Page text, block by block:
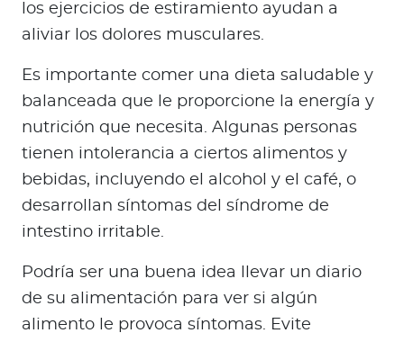
los ejercicios de estiramiento ayudan a
aliviar los dolores musculares.
Es importante comer una dieta saludable y
balanceada que le proporcione la energía y
nutrición que necesita. Algunas personas
tienen intolerancia a ciertos alimentos y
bebidas, incluyendo el alcohol y el café, o
desarrollan síntomas del síndrome de
intestino irritable.
Podría ser una buena idea llevar un diario
de su alimentación para ver si algún
alimento le provoca síntomas. Evite